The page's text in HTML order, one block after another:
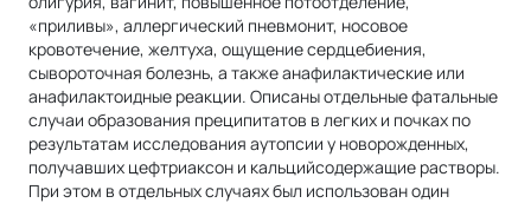
«приливы», аллергический пневмонит, носовое
кровотечение, желтуха, ощущение сердцебиения,
сывороточная болезнь, а также анафилактические или
анафилактоидные реакции. Описаны отдельные фатальные
случаи образования преципитатов в легких и почках по
результатам исследования аутопсии у новорожденных,
получавших цефтриаксон и кальцийсодержащие растворы.
При этом в отдельных случаях был использован один